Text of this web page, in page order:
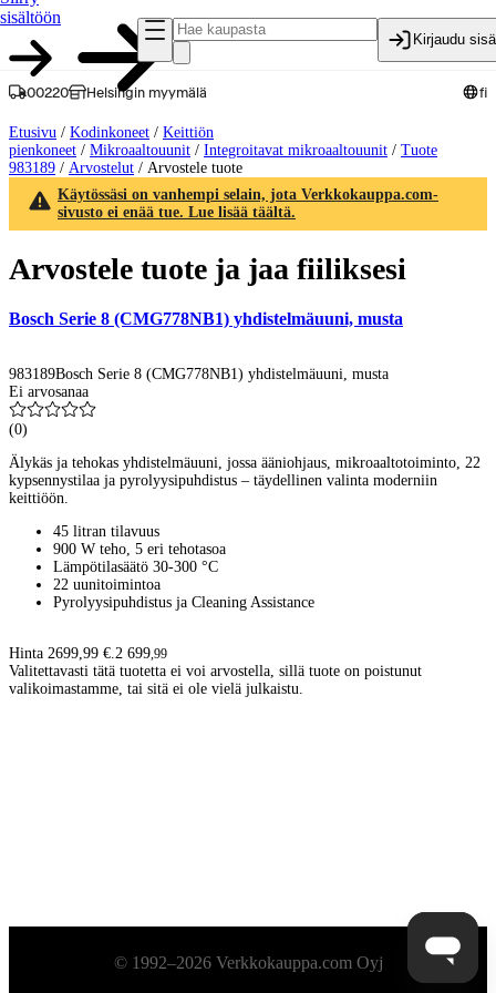
sisältöön
Kirjaudu
00220 Helsingin myymälä fi
Etusivu / Kodinkoneet / Keittiön
pienkoneet / Mikroaaltouunit / Integroitavat mikroaaltouunit / Tuote
983189 / Arvostelut / Arvostele tuote
Käytössäsi on vanhempi selain, jota Verkkokauppa.com-
sivusto ei enää tue. Lue lisää täältä.
Arvostele tuote ja jaa fiiliksesi
Bosch Serie 8 (CMG778NB1) yhdistelmäuuni, musta
983189Bosch Serie 8 (CMG778NB1) yhdistelmäuuni, musta
Ei arvosanaa
(0)
Älykäs ja tehokas yhdistelmäuuni, jossa ääniohjaus, mikroaaltotoiminto, 22
kypsennystilaa ja pyrolyysipuhdistus – täydellinen valinta moderniin
keittiöön.
45 litran tilavuus
900 W teho, 5 eri tehotasoa
Lämpötilasäätö 30-300 °C
22 uunitoimintoa
Pyrolyysipuhdistus ja Cleaning Assistance
Hinta 2699,99 €. 2 699,99
Valitettavasti tätä tuotetta ei voi arvostella, sillä tuote on poistunut
valikoimastamme, tai sitä ei ole vielä julkaistu.
Alatunniste© 1992–2026 Verkkokauppa.com Oyj